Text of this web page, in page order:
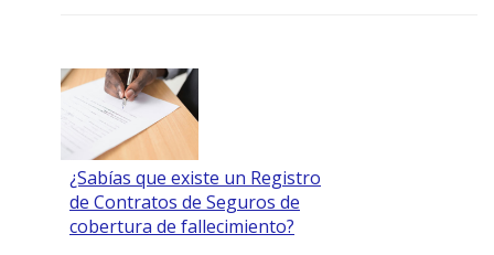
¿Sabías que existe un Registro
de Contratos de Seguros de
cobertura de fallecimiento?